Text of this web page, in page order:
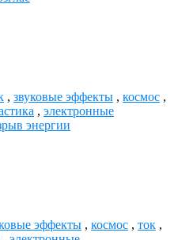
, звуковые эффекты , космос ,
, электронные
энергии
эффекты , космос , ток ,